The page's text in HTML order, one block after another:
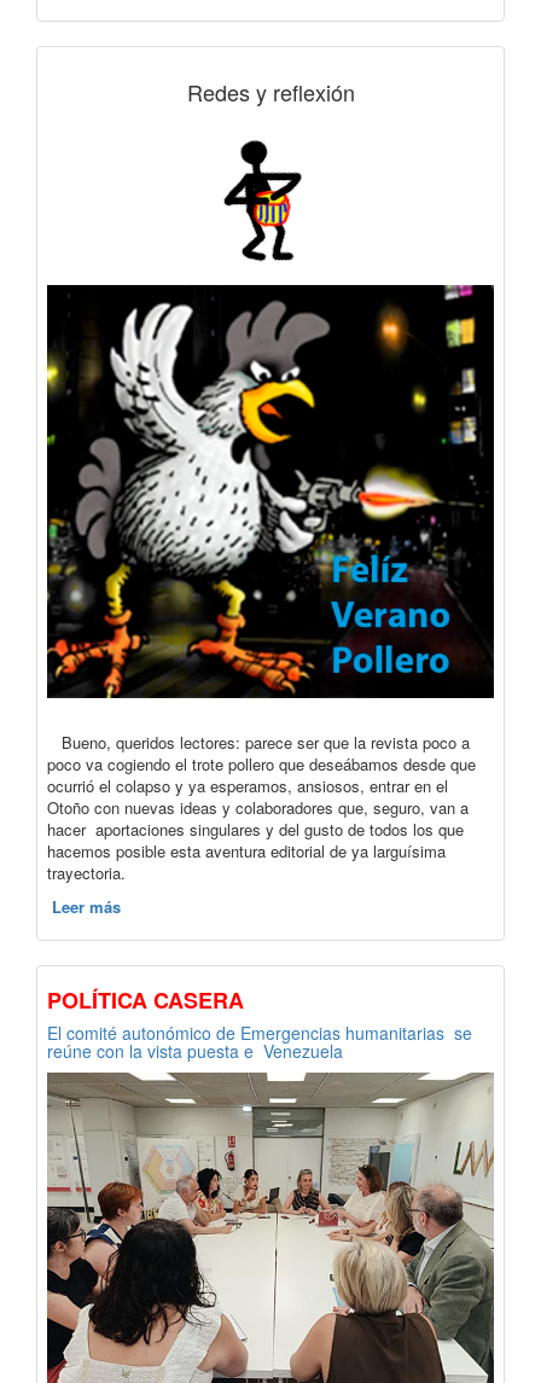
Redes y reflexión
Bueno, queridos lectores: parece ser que la revista poco a
poco va cogiendo el trote pollero que deseábamos desde que
ocurrió el colapso y ya esperamos, ansiosos, entrar en el
Otoño con nuevas ideas y colaboradores que, seguro, van a
hacer aportaciones singulares y del gusto de todos los que
hacemos posible esta aventura editorial de ya larguísima
trayectoria.
Leer más
POLÍTICA CASERA
El comité autonómico de Emergencias humanitarias se
reúne con la vista puesta e Venezuela